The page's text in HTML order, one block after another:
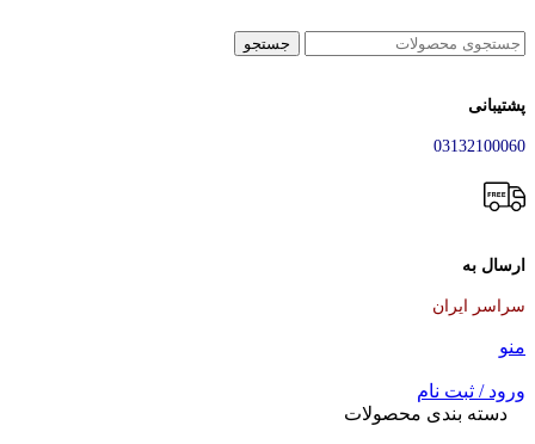
جستجو
پشتیبانی
03132100060
ارسال به
سراسر ایران
منو
ورود / ثبت نام
دسته بندی محصولات